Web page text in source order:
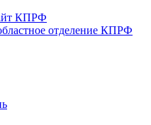
КПРФ
отделение КПРФ